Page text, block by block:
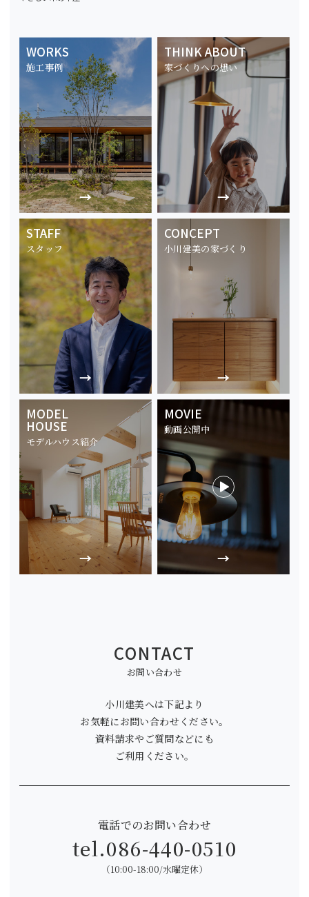
WORKS
施工事例
THINK ABOUT
家づくりへの想い
STAFF
スタッフ
CONCEPT
小川建美の家づくり
MODEL
HOUSE
モデルハウス紹介
MOVIE
動画公開中
CONTACT
お問い合わせ
小川建美へは下記より
お気軽にお問い合わせください。
資料請求やご質問などにも
ご利用ください。
電話でのお問い合わせ
tel.086-440-0510
（10:00-18:00/水曜定休）